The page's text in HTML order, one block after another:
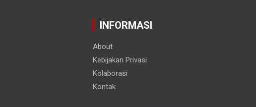
INFORMASI
About
Kebijakan Privasi
Kolaborasi
Kontak